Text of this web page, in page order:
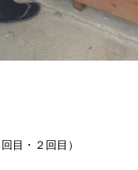
目・２回目）